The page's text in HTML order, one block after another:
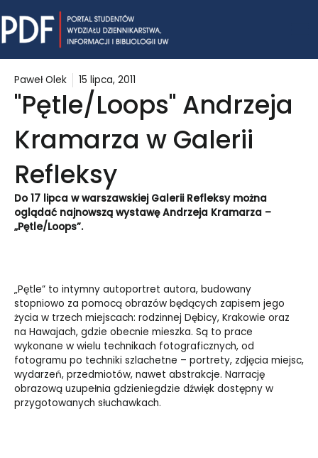
to
content
Paweł Olek 15 lipca, 2011
"Pętle/Loops" Andrzeja
Kramarza w Galerii
Refleksy
Do 17 lipca w warszawskiej Galerii Refleksy można
oglądać najnowszą wystawę Andrzeja Kramarza –
„Pętle/Loops”.
„Pętle” to intymny autoportret autora, budowany
stopniowo za pomocą obrazów będących zapisem jego
życia w trzech miejscach: rodzinnej Dębicy, Krakowie oraz
na Hawajach, gdzie obecnie mieszka. Są to prace
wykonane w wielu technikach fotograficznych, od
fotogramu po techniki szlachetne – portrety, zdjęcia miejsc,
wydarzeń, przedmiotów, nawet abstrakcje. Narrację
obrazową uzupełnia gdzieniegdzie dźwięk dostępny w
przygotowanych słuchawkach.